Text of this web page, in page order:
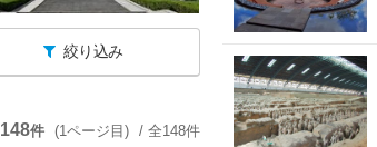
絞り込み
148件 (1ページ目) / 全148件